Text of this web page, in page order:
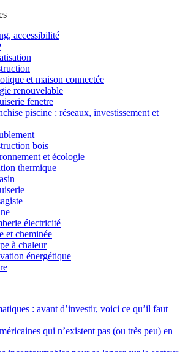
accessibilité
et maison connectée
renouvelable
fenetre
piscine : réseaux, investissement et
bois
et écologie
thermique
électricité
et cheminée
à chaleur
énergétique
: avant d’investir, voici ce qu’il faut
qui n’existent pas (ou très peu) en